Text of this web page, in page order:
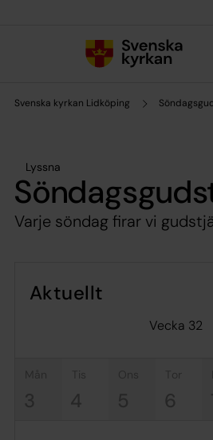
Svenska kyrkan Lidköping
Lyssna
Varje söndag firar vi
Aktuellt
Vecka 32
tis
4
tor
6